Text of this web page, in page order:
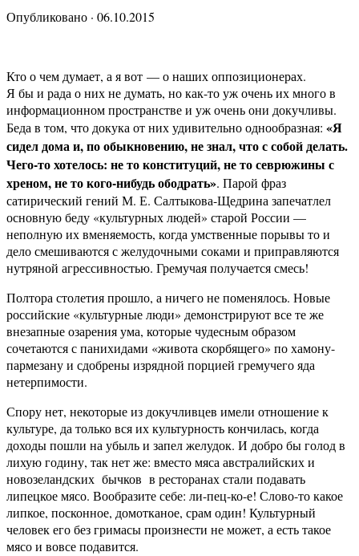
Опубликовано · 06.10.2015
Кто о чем думает, а я вот — о наших оппозиционерах.
Я бы и рада о них не думать, но как-то уж очень их много в
информационном пространстве и уж очень они докучливы.
Беда в том, что докука от них удивительно однообразная: «Я
сидел дома и, по обыкновению, не знал, что с собой делать.
Чего-то хотелось: не то конституций, не то севрюжины с
хреном, не то кого-нибудь ободрать». Парой фраз
сатирический гений М. Е. Салтыкова-Щедрина запечатлел
основную беду «культурных людей» старой России —
неполную их вменяемость, когда умственные порывы то и
дело смешиваются с желудочными соками и приправляются
нутряной агрессивностью. Гремучая получается смесь!
Полтора столетия прошло, а ничего не поменялось. Новые
российские «культурные люди» демонстрируют все те же
внезапные озарения ума, которые чудесным образом
сочетаются с панихидами «живота скорбящего» по хамону-
пармезану и сдобрены изрядной порцией гремучего яда
нетерпимости.
Спору нет, некоторые из докучливцев имели отношение к
культуре, да только вся их культурность кончилась, когда
доходы пошли на убыль и запел желудок. И добро бы голод в
лихую годину, так нет же: вместо мяса австралийских и
новозеландских бычков в ресторанах стали подавать
липецкое мясо. Вообразите себе: ли-пец-ко-е! Слово-то какое
липкое, посконное, домотканое, срам один! Культурный
человек его без гримасы произнести не может, а есть такое
мясо и вовсе подавится.